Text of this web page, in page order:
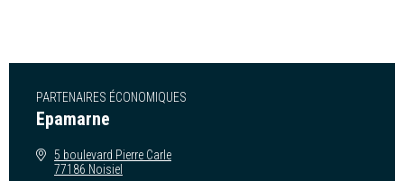
PARTENAIRES ÉCONOMIQUES
Epamarne
5 boulevard Pierre Carle
77186 Noisiel